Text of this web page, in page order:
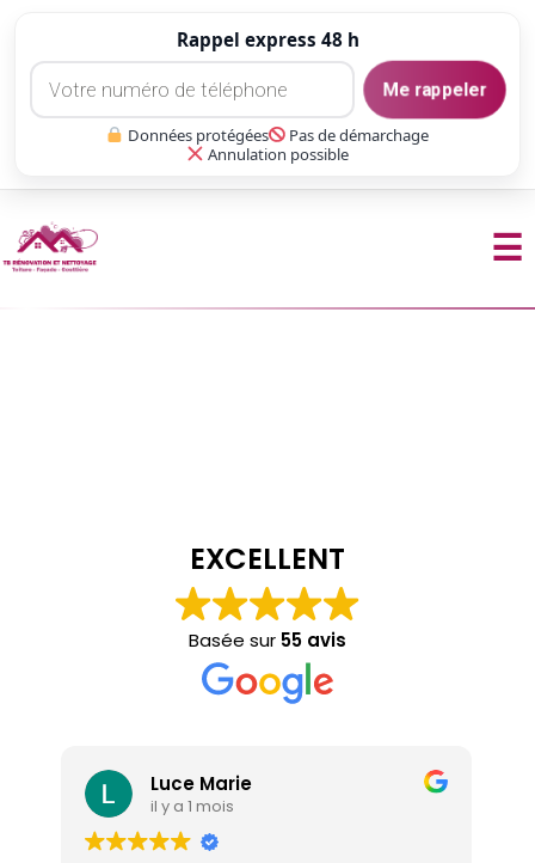
Rappel express 48 h
Me rappeler
Données protégées
Pas de démarchage
Annulation possible
☰
EXCELLENT
Basée sur 55 avis
Luce Marie
il y a 1 mois